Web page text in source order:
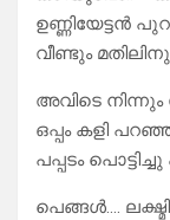
ഉണ്ണിയേട്ടൻ
വീണ്ടും
അവിടെ
ഒപ്പം കളി
പപ്പടം
പെങ്ങൾ….